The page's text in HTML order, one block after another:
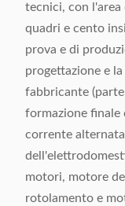
tecnici, con
quadri e cento
prova e di
progettazione e
fabbricante
formazione finale
corrente
motori, motore
rotolamento e